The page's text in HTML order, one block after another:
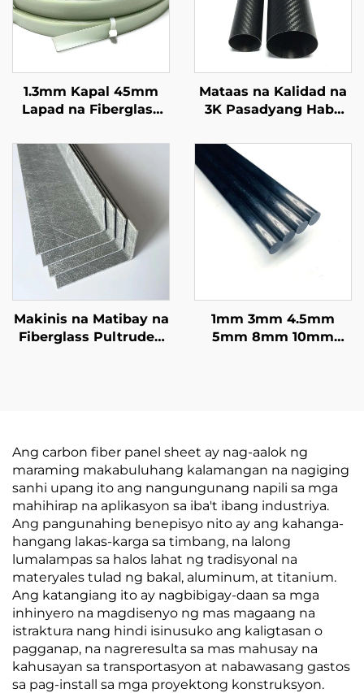
1.3mm Kapal 45mm
Lapad na Fiberglass
Daan na Metro Bawat
Rolyo para sa Recurve
Bow Limbs Archery
Recurve Limbs
Mataas na Kalidad na
3K Pasadyang Haba
Tube Premium
Pasadyang Carbon
Fiber Pipe
Makinis na Matibay na
Fiberglass Pultruded
1mm 3mm 4.5mm
5mm 8mm 10mm
Ang carbon fiber panel sheet ay nag-aalok ng
maraming makabuluhang kalamangan na nagiging
sanhi upang ito ang nangungunang napili sa mga
mahihirap na aplikasyon sa iba't ibang industriya.
Ang pangunahing benepisyo nito ay ang kahanga-
hangang lakas-karga sa timbang, na lalong
lumalampas sa halos lahat ng tradisyonal na
materyales tulad ng bakal, aluminum, at titanium.
Ang katangiang ito ay nagbibigay-daan sa mga
inhinyero na magdisenyo ng mas magaang na
istraktura nang hindi isinusuko ang kaligtasan o
pagganap, na nagreresulta sa mas mahusay na
kahusayan sa transportasyon at nabawasang gastos
sa pag-install sa mga proyektong konstruksyon.